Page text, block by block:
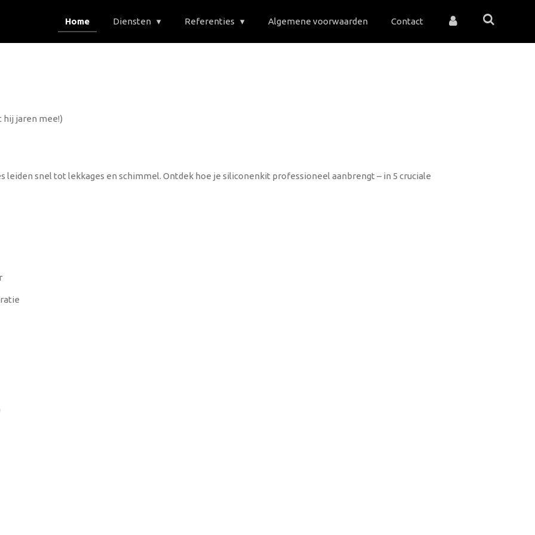
Home Diensten Referenties Algemene voorwaarden Contact
hij jaren mee!)
snel tot lekkages en schimmel. Ontdek hoe je siliconenkit professioneel aanbrengt – in 5 cruciale